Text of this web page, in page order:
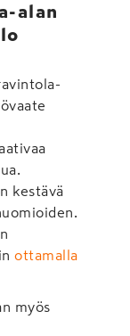
alan
kestävä
ottamalla
myös